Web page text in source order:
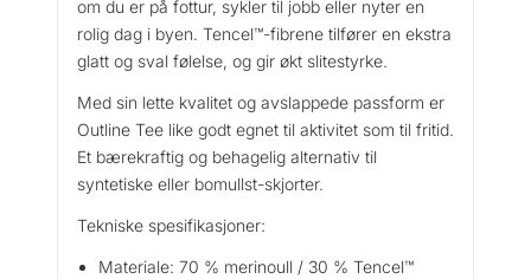
om du er på fottur, sykler til jobb eller nyter en
rolig dag i byen. Tencel™-fibrene tilfører en ekstra
glatt og sval følelse, og gir økt slitestyrke.
Med sin lette kvalitet og avslappede passform er
Outline Tee like godt egnet til aktivitet som til fritid.
Et bærekraftig og behagelig alternativ til
syntetiske eller bomullst-skjorter.
Tekniske spesifikasjoner:
Materiale: 70 % merinoull / 30 % Tencel™